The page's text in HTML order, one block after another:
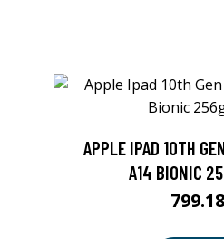
APPLE IPAD 10TH
A14 BIONIC